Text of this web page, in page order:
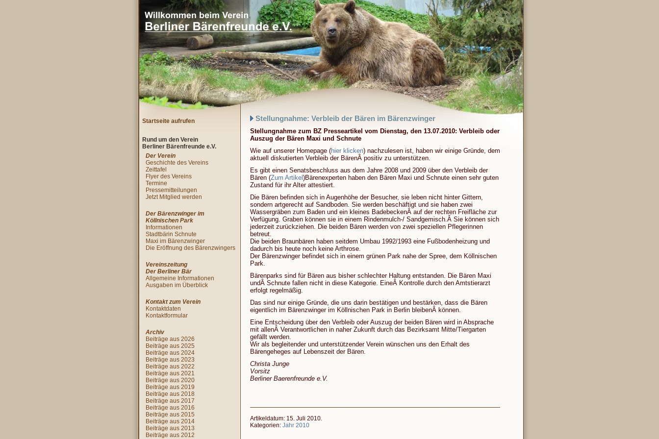
Stellungnahme: Verbleib der Bären im Bärenzwinger
Stellungnahme zum BZ Presseartikel vom Dienstag, den 13.07.2010: Verbleib oder
Auszug der Bären Maxi und Schnute
Wie auf unserer Homepage (hier klicken) nachzulesen ist, haben wir einige Gründe, dem
aktuell diskutierten Verbleib der BärenÂ positiv zu unterstützen.
Es gibt einen Senatsbeschluss aus dem Jahre 2008 und 2009 über den Verbleib der
Bären (Zum Artikel )Bärenexperten haben den Bären Maxi und Schnute einen sehr guten
Zustand für ihr Alter attestiert.
Die Bären befinden sich in Augenhöhe der Besucher, sie leben nicht hinter Gittern,
sondern artgerecht auf Sandboden. Sie werden beschäftigt und sie haben zwei
Wassergräben zum Baden und ein kleines BadebeckenÂ auf der rechten Freifläche zur
Verfügung. Graben können sie in einem Rindenmulch-/ Sandgemisch.Â Sie können sich
jederzeit zurückziehen. Die beiden Bären werden von zwei speziellen Pflegerinnen
betreut.
Die beiden Braunbären haben seitdem Umbau 1992/1993 eine Fußbodenheizung und
dadurch bis heute noch keine Arthrose.
Der Bärenzwinger befindet sich in einem grünen Park nahe der Spree, dem Köllnischen
Park.
Bärenparks sind für Bären aus bisher schlechter Haltung entstanden. Die Bären Maxi
undÂ Schnute fallen nicht in diese Kategorie. EineÂ Kontrolle durch den Amtstierarzt
erfolgt regelmäßig.
Das sind nur einige Gründe, die uns darin bestätigen und bestärken, dass die Bären
eigentlich im Bärenzwinger im Köllnischen Park in Berlin bleibenÂ können.
Eine Entscheidung über den Verbleib oder Auszug der beiden Bären wird in Absprache
mit allenÂ Verantwortlichen in naher Zukunft durch das Bezirksamt Mitte/Tiergarten
gefällt werden.
Wir als begleitender und unterstützender Verein wünschen uns den Erhalt des
Bärengeheges auf Lebenszeit der Bären.
Christa Junge
Vorsitz
Berliner Baerenfreunde e.V.
Artikeldatum: 15. Juli 2010.
Kategorien: Jahr 2010
Startseite aufrufen
Rund um den Verein
Berliner Bärenfreunde e.V.
Der Verein
Geschichte des Vereins
Zeittafel
Flyer des Vereins
Termine
Pressemitteilungen
Jetzt Mitglied werden
Der Bärenzwinger im
Köllnischen Park
Informationen
Stadtbärin Schnute
Maxi im Bärenzwinger
Die Eröffnung des Bärenzwingers
Vereinszeitung
Der Berliner Bär
Allgemeine Informationen
Ausgaben im Überblick
Kontakt zum Verein
Kontaktdaten
Kontaktformular
Archiv
Beiträge aus 2026
Beiträge aus 2025
Beiträge aus 2024
Beiträge aus 2023
Beiträge aus 2022
Beiträge aus 2021
Beiträge aus 2020
Beiträge aus 2019
Beiträge aus 2018
Beiträge aus 2017
Beiträge aus 2016
Beiträge aus 2015
Beiträge aus 2014
Beiträge aus 2013
Beiträge aus 2012